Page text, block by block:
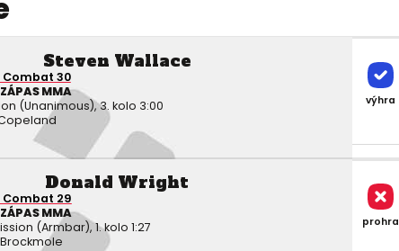
Steven Wallace
Combat 30
MMA
(Unanimous), 3. kolo 3:00
výhra
Donald Wright
Combat 29
MMA
(Armbar), 1. kolo 1:27
prohra